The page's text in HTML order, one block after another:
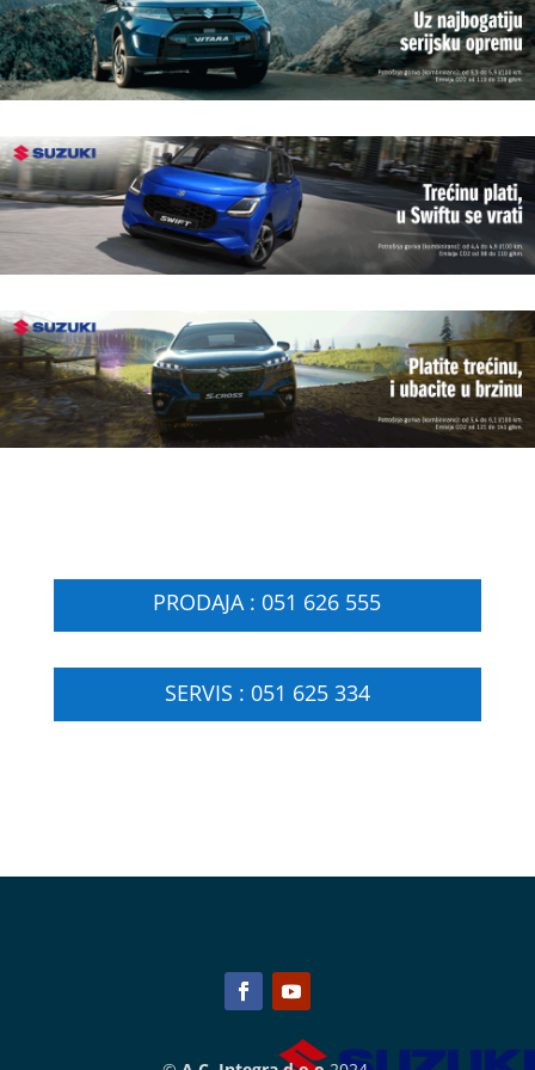
PRODAJA : 051 626 555
SERVIS : 051 625 334